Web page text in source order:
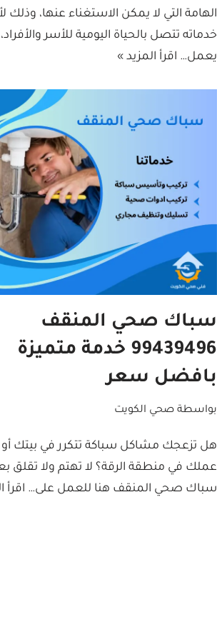
الهامة التي لا يمكن الاستغناء عنها، وذلك
خدماته تتصل بالحياة اليومية للأسر
يعمل… اقرأ المزيد »
سباك صحي المنقف
99439496 خدمة متميزة
بافضل سعر
بواسطة صحي الكويت
هل تزعجك مشاكل سباكة تتكرر في بيتك
عملك في منطقة الرقة؟ لا تهتم ولا تقلق
سباك صحي المنقف هنا للعمل على… اقرأ